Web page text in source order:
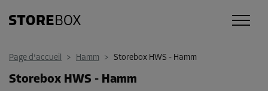
Page d'accueil > Hamm > Storebox HWS - Hamm
Storebox HWS - Hamm